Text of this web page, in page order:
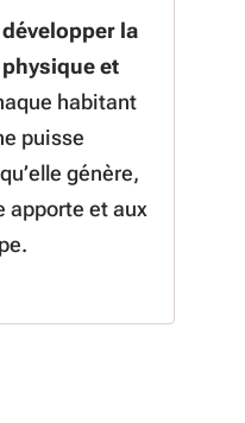
développer la
et
habitant
puisse
génère,
apporte et aux
plus